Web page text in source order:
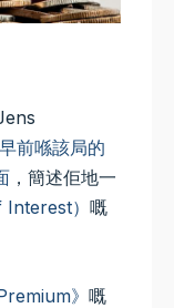
早前喺該局的
，簡述佢地一
Interest）嘅
》嘅